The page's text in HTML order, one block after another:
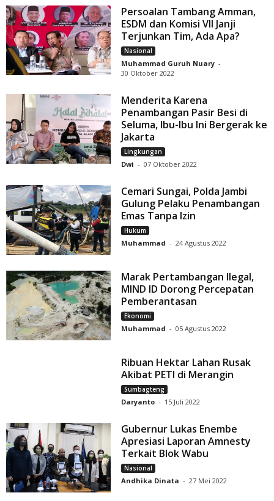
Persoalan Tambang Amman,
ESDM dan Komisi VII Janji
Terjunkan Tim, Ada Apa?
Nasional
Muhammad Guruh Nuary -
30 Oktober 2022
Menderita Karena
Penambangan Pasir Besi di
Seluma, Ibu-Ibu Ini Bergerak ke
Jakarta
Lingkungan
Dwi - 07 Oktober 2022
Cemari Sungai, Polda Jambi
Gulung Pelaku Penambangan
Emas Tanpa Izin
Hukum
Muhammad - 24 Agustus 2022
Marak Pertambangan Ilegal,
MIND ID Dorong Percepatan
Pemberantasan
Ekonomi
Muhammad - 05 Agustus 2022
Ribuan Hektar Lahan Rusak
Akibat PETI di Merangin
Sumbagteng
Daryanto - 15 Juli 2022
Gubernur Lukas Enembe
Apresiasi Laporan Amnesty
Terkait Blok Wabu
Nasional
Andhika Dinata - 27 Mei 2022